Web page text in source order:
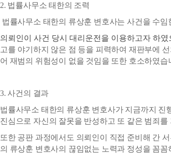
2. 법률사무소 태한의 조력
법률사무소 태한의 류상훈 변호사는 사건을 수
의뢰인이 사건 당시 대리운전을 이용하고자 하
고를 야기하지 않은 점 등을 피력하여 재판부에
어 재범의 위험성이 없을 것임을 또한 호소하였습
3. 사건의 결과
법률사무소 태한의 류상훈 변호사가 지금까지
진심으로 자신의 잘못을 반성하고 또 같은 범죄
또한 공판 과정에서도 의뢰인이 직접 준비해 간
의 류상훈 변호사의 끊임없는 노력과 정성을 꼼